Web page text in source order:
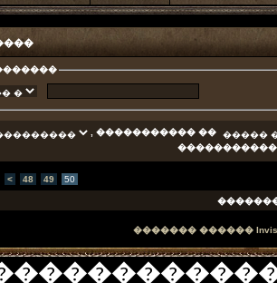
, ����������� ��
< 48 49 50
������� ������